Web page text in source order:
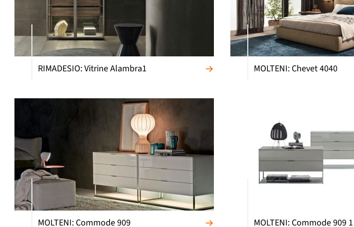
RIMADESIO: Vitrine Alambra1 MOLTENI: Chevet 4040
MOLTENI: Commode 909 MOLTENI: Commode 909 1